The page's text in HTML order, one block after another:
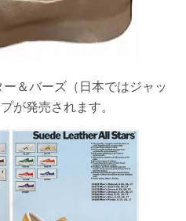
＆バーズ（日本ではジャッ
が発売されます。